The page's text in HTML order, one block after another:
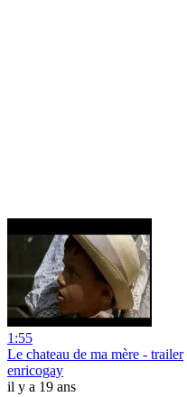
1:55
Le chateau de ma mère - trailer
enricogay
il y a 19 ans